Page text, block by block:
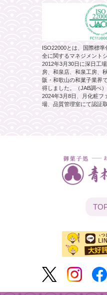
ISO22000とは、国際標
全に関するマネジメント
2012年3月30日に深日工
房、和泉店、和泉工房、
阪・和歌山の和菓子業界
得しました。（JAB調べ）
2024年3月8日、月化粧フ
場、品質管理室にて認証